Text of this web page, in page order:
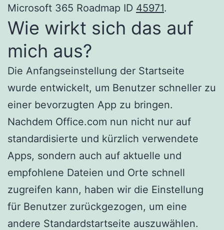
Microsoft 365 Roadmap ID 45971.
Wie wirkt sich das auf
mich aus?
Die Anfangseinstellung der Startseite
wurde entwickelt, um Benutzer schneller zu
einer bevorzugten App zu bringen.
Nachdem Office.com nun nicht nur auf
standardisierte und kürzlich verwendete
Apps, sondern auch auf aktuelle und
empfohlene Dateien und Orte schnell
zugreifen kann, haben wir die Einstellung
für Benutzer zurückgezogen, um eine
andere Standardstartseite auszuwählen.